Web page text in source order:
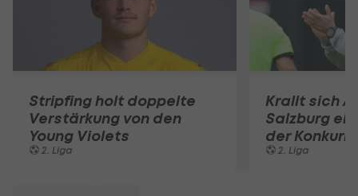
Stripfing holt doppelte
Verstärkung von den
Young Violets
2. Liga
Krallt sich
Salzburg
der
2. Liga